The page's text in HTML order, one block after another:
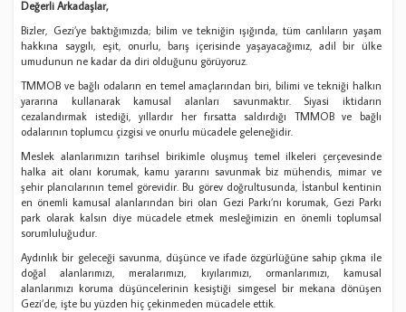
Değerli Arkadaşlar,
Bizler, Gezi’ye baktığımızda; bilim ve tekniğin ışığında, tüm canlıların yaşam
hakkına saygılı, eşit, onurlu, barış içerisinde yaşayacağımız, adil bir ülke
umudunun ne kadar da diri olduğunu görüyoruz.
TMMOB ve bağlı odaların en temel amaçlarından biri, bilimi ve tekniği halkın
yararına kullanarak kamusal alanları savunmaktır. Siyasi iktidarın
cezalandırmak istediği, yıllardır her fırsatta saldırdığı TMMOB ve bağlı
odalarının toplumcu çizgisi ve onurlu mücadele geleneğidir.
Meslek alanlarımızın tarihsel birikimle oluşmuş temel ilkeleri çerçevesinde
halka ait olanı korumak, kamu yararını savunmak biz mühendis, mimar ve
şehir plancılarının temel görevidir. Bu görev doğrultusunda, İstanbul kentinin
en önemli kamusal alanlarından biri olan Gezi Parkı’nı korumak, Gezi Parkı
park olarak kalsın diye mücadele etmek mesleğimizin en önemli toplumsal
sorumluluğudur.
Aydınlık bir geleceği savunma, düşünce ve ifade özgürlüğüne sahip çıkma ile
doğal alanlarımızı, meralarımızı, kıyılarımızı, ormanlarımızı, kamusal
alanlarımızı koruma düşüncelerinin kesiştiği simgesel bir mekana dönüşen
Gezi’de, işte bu yüzden hiç çekinmeden mücadele ettik.